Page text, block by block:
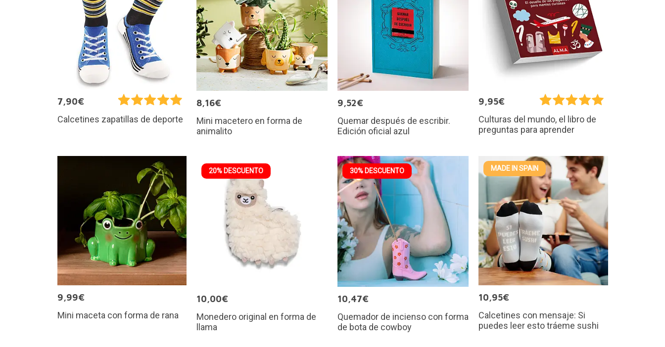
7,90€
Calcetines zapatillas de deporte
8,16€
Mini macetero en forma de
animalito
9,52€
Quemar después de escribir.
Edición oficial azul
9,95€
Culturas del mundo, el libro de
preguntas para aprender
9,99€
Mini maceta con forma de rana
20% DESCUENTO
10,00€
Monedero original en forma de
llama
30% DESCUENTO
10,47€
Quemador de incienso con forma
de bota de cowboy
MADE IN SPAIN
10,95€
Calcetines con mensaje: Si
puedes leer esto tráeme sushi